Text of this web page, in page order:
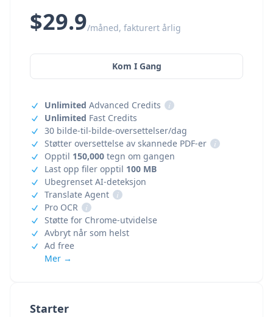
Starter
$29.9/måned, fakturert årlig
Kom I Gang
Unlimited Advanced Credits
i
Unlimited Fast Credits
30 bilde-til-bilde-oversettelser/dag
Støtter oversettelse av skannede PDF-er
i
Opptil 150,000 tegn om gangen
Last opp filer opptil 100 MB
Ubegrenset AI-deteksjon
Translate Agent
i
Pro OCR
i
Støtte for Chrome-utvidelse
Avbryt når som helst
Ad free
Mer →